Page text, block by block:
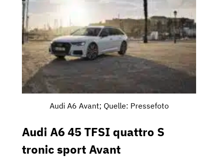
Audi A6 Avant; Quelle: Pressefoto
Audi A6 45 TFSI quattro S
tronic sport Avant